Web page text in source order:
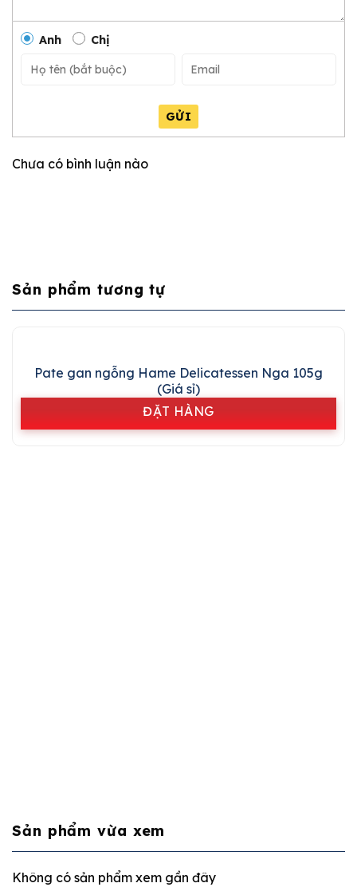
Anh Chị
GỬI
Chưa có bình luận nào
Sản phẩm tương tự
Pate gan ngỗng Hame Delicatessen Nga 105g
(Giá sỉ)
ĐẶT HÀNG
Sản phẩm vừa xem
Không có sản phẩm xem gần đây